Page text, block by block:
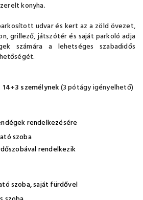
konyha.
udvar és kert az a zöld övezet,
grillező, játszótér és saját parkoló adja
számára a lehetséges szabadidős
személynek(3 pótágy igényelhető)
rendelkezésére
szoba
rendelkezik
szoba, saját fürdővel